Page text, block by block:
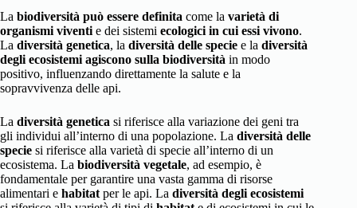
La biodiversità può essere definita come la varietà di
organismi viventi e dei sistemi ecologici in cui essi vivono.
La diversità genetica, la diversità delle specie e la diversità
degli ecosistemi agiscono sulla biodiversità in modo
positivo, influenzando direttamente la salute e la
sopravvivenza delle api.
La diversità genetica si riferisce alla variazione dei geni tra
gli individui all’interno di una popolazione. La diversità delle
specie si riferisce alla varietà di specie all’interno di un
ecosistema. La biodiversità vegetale, ad esempio, è
fondamentale per garantire una vasta gamma di risorse
alimentari e habitat per le api. La diversità degli ecosistemi